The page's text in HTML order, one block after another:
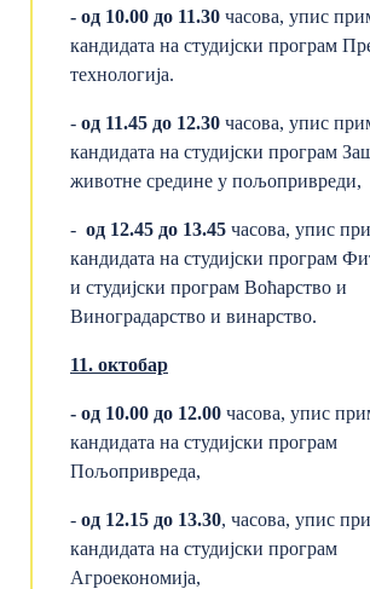
- од 10.00 до 11.30 часова, упис
кандидата на студијски програм
технологија.
- од 11.45 до 12.30 часова, упис
кандидата на студијски програм
животне средине у пољопривреди,
- од 12.45 до 13.45 часова, упис
кандидата на студијски програм
и студијски програм Воћарство и
Виноградарство и винарство.
11. октобар
- од 10.00 до 12.00 часова, упис
кандидата на студијски програм
Пољопривреда,
- од 12.15 до 13.30, часова, упис
кандидата на студијски програм
Агроекономија,